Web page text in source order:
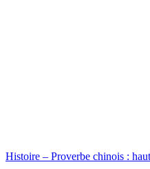
Histoire – Proverbe chinois :